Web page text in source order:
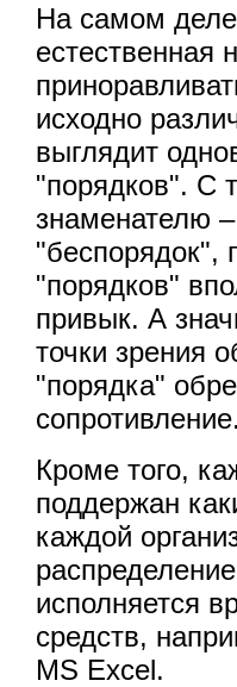
На самом
естественная
исходно
выглядит
"порядков". С
знаменателю
"беспорядок",
"порядков"
привык. А
точки зрения
"порядка"
сопротивление.
Кроме того,
поддержан
каждой
исполняется
средств,
MS Excel.